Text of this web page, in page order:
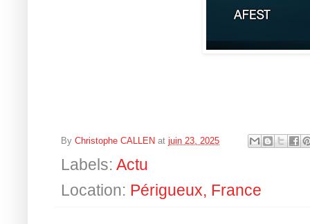
By Christophe CALLEN at juin 23, 2025
Labels: Actu
Location: Périgueux, France